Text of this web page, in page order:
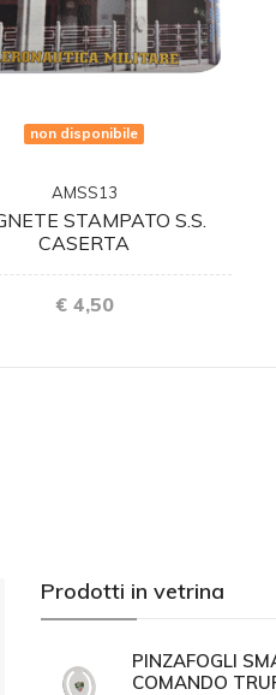
non disponibile
AMSS13
STAMPATO S.S.
CASERTA
€ 4,50
Prodotti in vetrina
PINZAFOGLI
COMANDO